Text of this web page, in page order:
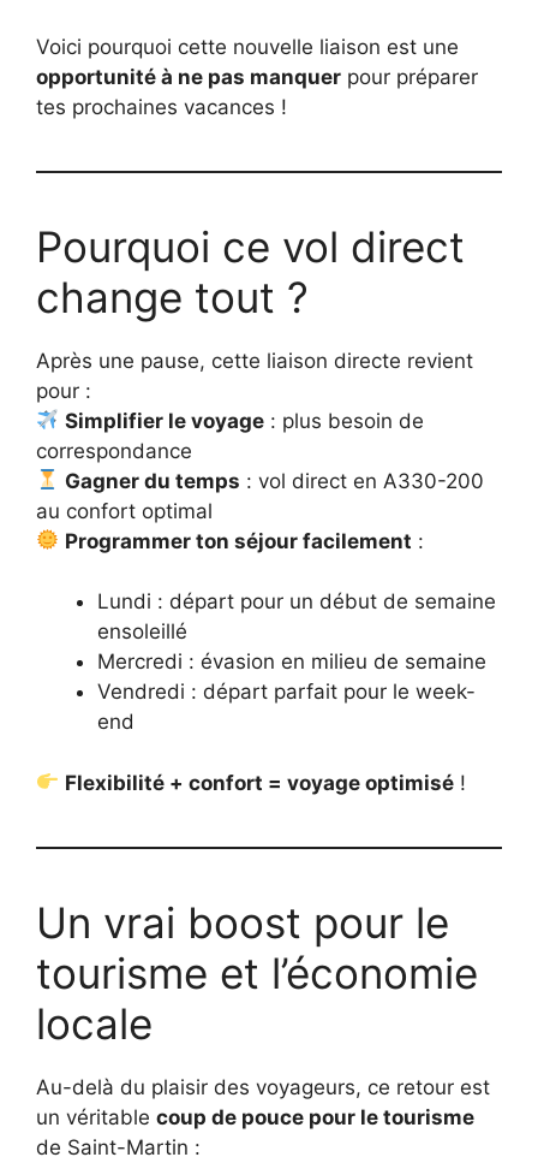
Voici pourquoi cette nouvelle liaison est une
opportunité à ne pas manquer pour préparer
tes prochaines vacances !
Pourquoi ce vol direct
change tout ?
Après une pause, cette liaison directe revient
pour :
Simplifier le voyage : plus besoin de
correspondance
Gagner du temps : vol direct en A330-200
au confort optimal
Programmer ton séjour facilement :
Lundi : départ pour un début de semaine
ensoleillé
Mercredi : évasion en milieu de semaine
Vendredi : départ parfait pour le week-
end
Flexibilité + confort = voyage optimisé !
Un vrai boost pour le
tourisme et l’économie
locale
Au-delà du plaisir des voyageurs, ce retour est
un véritable coup de pouce pour le tourisme
de Saint-Martin :